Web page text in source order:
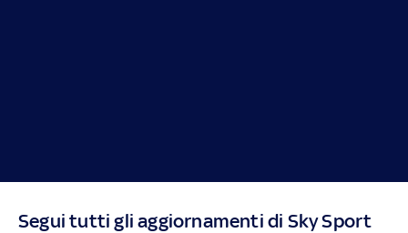
Segui tutti gli aggiornamenti di Sky Sport